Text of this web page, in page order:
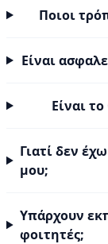
Ποιοι
Είναι
Είναι
Γιατί δεν
μου;
Υπάρχουν
φοιτητές;